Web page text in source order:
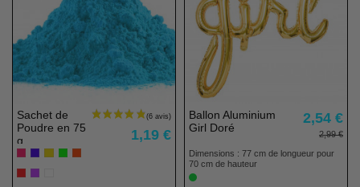
Sachet de
Poudre en 75
g
1,19 €
Ballon Aluminium
Girl Doré
2,54 €
2,99 €
Dimensions : 77 cm de longueur pour
70 cm de hauteur